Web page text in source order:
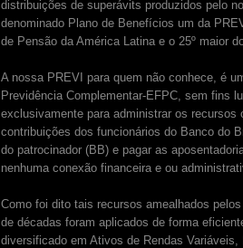
distribuições de superávits produzidos pelo
denominado Plano de Benefícios um da
de Pensão da América Latina e o 25º maior
A nossa PREVI para quem não conhece, é
Previdência Complementar-EFPC, sem fins
exclusivamente para administrar os recursos
contribuições dos funcionários do Banco do
do patrocinador (BB) e pagar as
nenhuma conexão financeira e ou
Como foi dito tais recursos amealhados
de décadas foram aplicados de forma
diversificado em Ativos de Rendas